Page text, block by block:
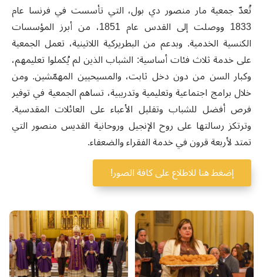
تُعدّ جمعية مار منصور دي بول، التي تأسست في فرنسا عام
1833 ووصلت إلى القدس عام 1851، من أبرز المؤسسات
الكنسية الخدمية. وبدعم من البطريركية اللاتينية، تعمل الجمعية
على خدمة ثلاث فئات أساسية: الشباب الذين لم يُكملوا تعليمهم،
وكبار السن من دون دخل ثابت، والمسيحيين المهمّشين. ومن
خلال برامج اجتماعية وتعليمية وتدريبية، تساهم الجمعية في توفير
فرص أفضل للشباب وتقليل الأعباء على العائلات المقدسية.
وترتكز رسالتها على روح الإنجيل وروحانية القديس منصور التي
تمتد لأربعة قرون في خدمة الفقراء والضعفاء.
إضغط هنا للاطلاع على كافة الصور!